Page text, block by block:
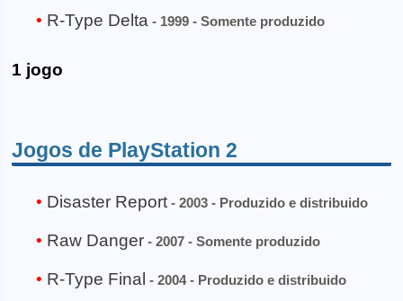
R-Type Delta - 1999 - Somente produzido
1 jogo
Jogos de PlayStation 2
Disaster Report - 2003 - Produzido e distribuido
Raw Danger - 2007 - Somente produzido
R-Type Final - 2004 - Produzido e distribuido